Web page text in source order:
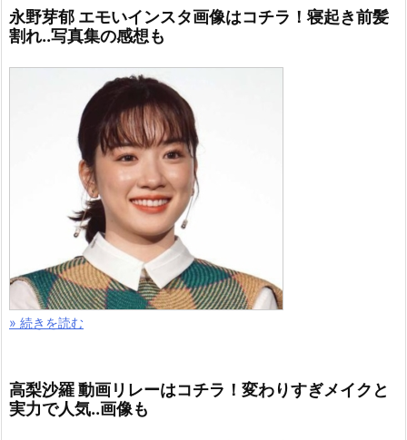
永野芽郁 エモいインスタ画像はコチラ！寝起き前髪
割れ..写真集の感想も
» 続きを読む
高梨沙羅 動画リレーはコチラ！変わりすぎメイクと
実力で人気..画像も